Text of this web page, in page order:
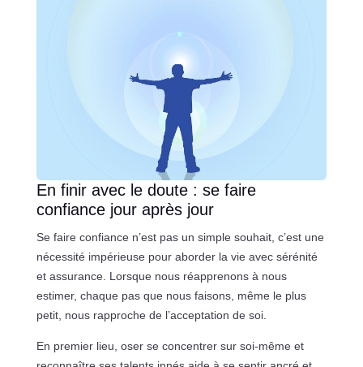
En finir avec le doute : se faire
confiance jour après jour
Se faire confiance n’est pas un simple souhait, c’est une
nécessité impérieuse pour aborder la vie avec sérénité
et assurance. Lorsque nous réapprenons à nous
estimer, chaque pas que nous faisons, même le plus
petit, nous rapproche de l’acceptation de soi.
En premier lieu, oser se concentrer sur soi-même et